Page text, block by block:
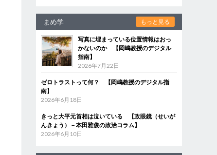
まめ学 もっと見る
写真に埋まっている位置情報はおっ
かないのか 【岡嶋教授のデジタル
指南】
2026年7月22日
ゼロトラストって何？ 【岡嶋教授のデジタル指
南】
2026年6月18日
きっと大平元首相は泣いている 【政眼鏡（せいが
んきょう）－本田雅俊の政治コラム】
2026年6月10日